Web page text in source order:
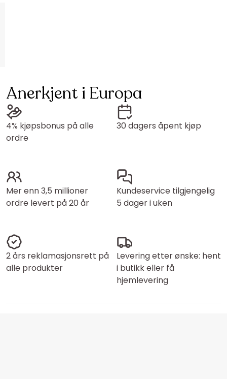
Anerkjent i Europa
4% kjøpsbonus på alle
ordre
30 dagers åpent kjøp
Mer enn 3,5 millioner
ordre levert på 20 år
Kundeservice tilgjengelig
5 dager i uken
2 års reklamasjonsrett på
alle produkter
Levering etter ønske: hent
i butikk eller få
hjemlevering